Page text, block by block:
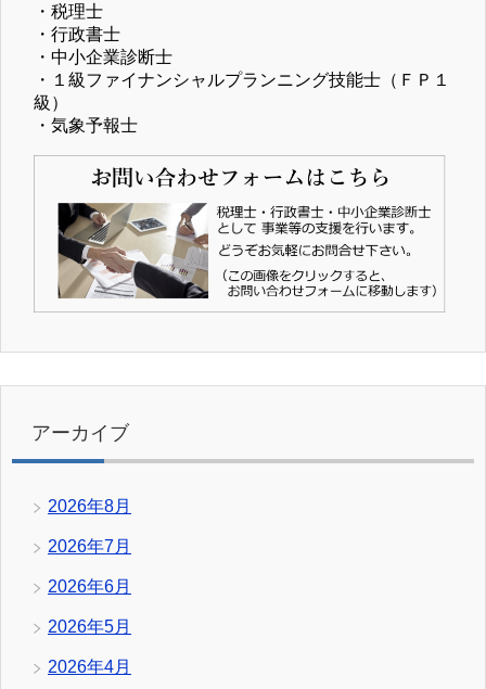
・税理士
・行政書士
・中小企業診断士
・１級ファイナンシャルプランニング技能士（ＦＰ１
級）
・気象予報士
アーカイブ
2026年8月
2026年7月
2026年6月
2026年5月
2026年4月